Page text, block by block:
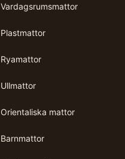
Vardagsrumsmattor
Plastmattor
Ryamattor
Ullmattor
Orientaliska mattor
Barnmattor